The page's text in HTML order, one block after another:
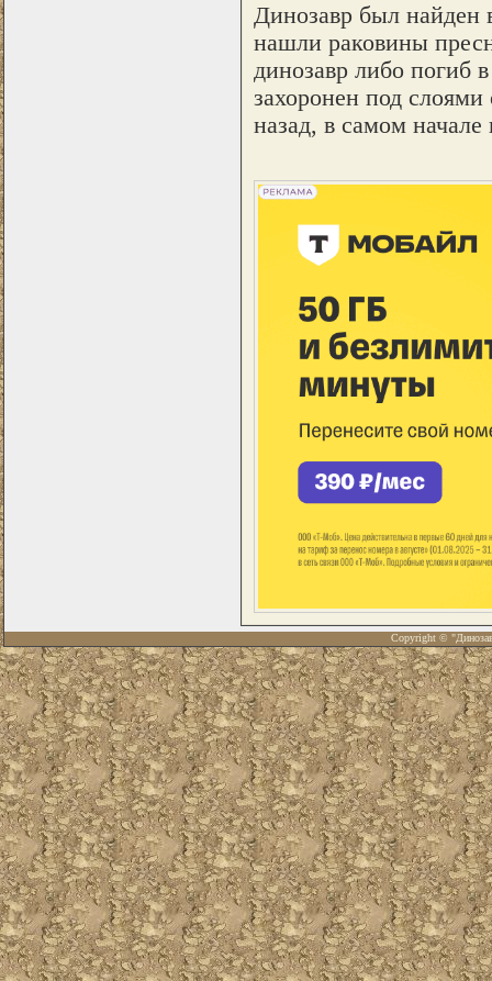
Динозавр был найден
нашли раковины
динозавр либо погиб
захоронен под
назад, в самом начале
Copyright ©